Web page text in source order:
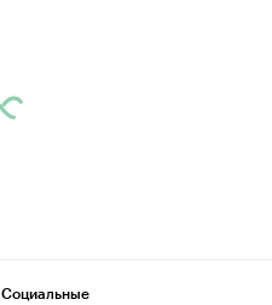
Социальные